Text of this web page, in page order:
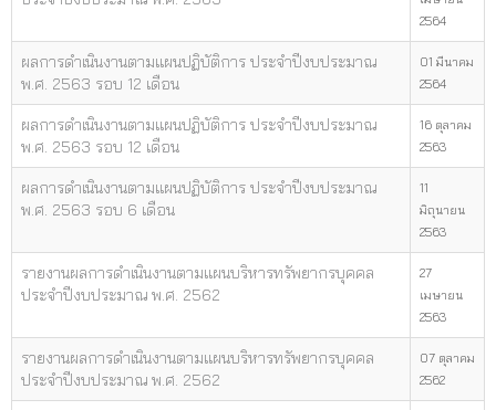
2564
ผลการดำเนินงานตามแผนปฏิบัติการ ประจำปีงบประมาณ
พ.ศ. 2563 รอบ 12 เดือน
01 มีนาคม
2564
ผลการดำเนินงานตามแผนปฏิบัติการ ประจำปีงบประมาณ
พ.ศ. 2563 รอบ 12 เดือน
16 ตุลาคม
2563
ผลการดำเนินงานตามแผนปฏิบัติการ ประจำปีงบประมาณ
พ.ศ. 2563 รอบ 6 เดือน
11
มิถุนายน
2563
รายงานผลการดำเนินงานตามแผนบริหารทรัพยากรบุคคล
ประจำปีงบประมาณ พ.ศ. 2562
27
เมษายน
2563
รายงานผลการดำเนินงานตามแผนบริหารทรัพยากรบุคคล
ประจำปีงบประมาณ พ.ศ. 2562
07 ตุลาคม
2562